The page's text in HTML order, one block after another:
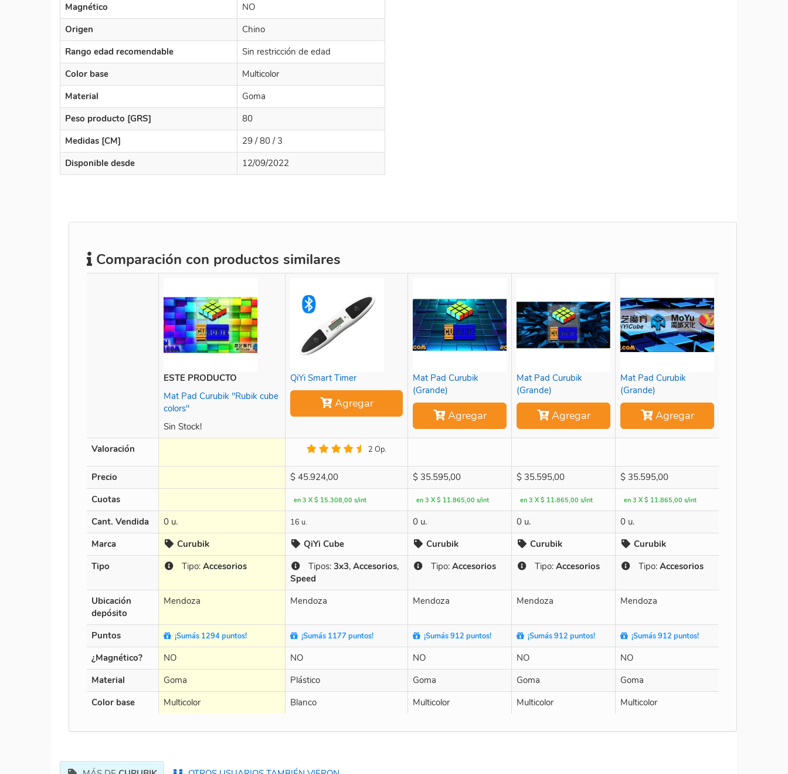
Magnético
NO
Origen
Chino
Rango edad recomendable
Sin restricción de edad
Color base
Multicolor
Material
Goma
Peso producto [GRS]
80
Medidas [CM]
29 / 80 / 3
Disponible desde
12/09/2022
Comparación con productos similares
ESTE PRODUCTO
Mat Pad Curubik "Rubik cube
colors"
Sin Stock!
QiYi Smart Timer
Agregar
Mat Pad Curubik
(Grande)
Agregar
Mat Pad Curubik
(Grande)
Agregar
Mat Pad Curubik
(Grande)
Agregar
Valoración 2 Op.
Precio $ 45.924,00 $ 35.595,00 $ 35.595,00 $ 35.595,00
Cuotas
en 3 X $ 15.308,00 s/int en 3 X $ 11.865,00 s/int en 3 X $ 11.865,00 s/int en 3 X $ 11.865,00 s/int
Cant. Vendida 0 u. 16 u. 0 u. 0 u.
0 u.
Marca
Curubik QiYi Cube Curubik Curubik
Curubik
Tipo
Tipo: Accesorios Tipos: 3x3, Accesorios,
Speed
Tipo: Accesorios Tipo: Accesorios Tipo: Accesorios
Ubicación
depósito
Mendoza Mendoza Mendoza Mendoza Mendoza
Puntos ¡Sumás 1294 puntos! ¡Sumás 1177 puntos! ¡Sumás 912 puntos! ¡Sumás 912 puntos! ¡Sumás 912 puntos!
¿Magnético? NO NO NO NO
NO
Material
Goma Plástico Goma Goma
Goma
Color base
Multicolor Blanco Multicolor Multicolor Multicolor